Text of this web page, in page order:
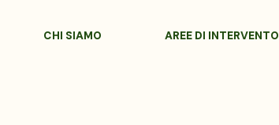
CHI SIAMO AREE DI INTERVENTO